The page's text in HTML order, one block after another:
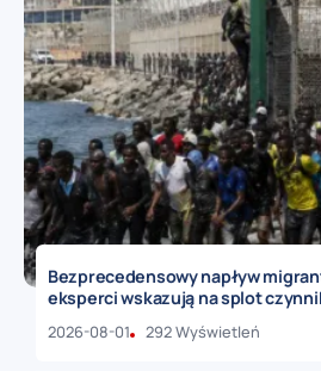
Bezprecedensowy napływ
eksperci wskazują na splot
2026-08-01 292 Wyświetleń